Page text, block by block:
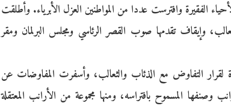
الفقيرة وافترست عددا من المواطنين العزل الأبرياء. وأطلقت
وإيقاف تقدمها صوب القصر الرئاسي ومجلس البرلمان ومقر
التفاوض مع الذئاب والثعالب، وأسفرت المفاوضات عن
وصنفها المسموح بافتراسه، ومنها مجموعة من الأرانب المعتقلة